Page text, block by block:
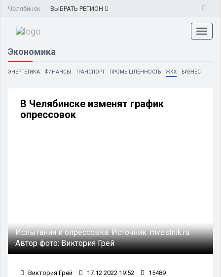
Челябинск ВЫБРАТЬ РЕГИОН
Экономика
ЭНЕРГЕТИКА ФИНАНСЫ ТРАНСПОРТ ПРОМЫШЛЕННОСТЬ ЖКХ БИЗНЕС
В Челябинске изменят график
опрессовок
Испытания и опрессовка.Источник:mvestnik.ru
Автор фото:Виктория Грей
Виктория Грей 17.12.2022 19:52 15489